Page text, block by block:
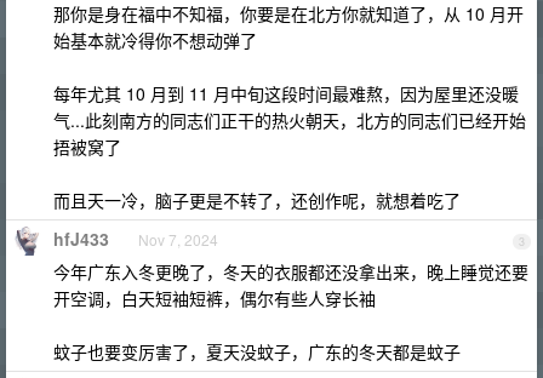
那你是身在福中不知福，你要是在北方你就知道了，从 10 月开
始基本就冷得你不想动弹了
每年尤其 10 月到 11 月中旬这段时间最难熬，因为屋里还没暖
气...此刻南方的同志们正干的热火朝天，北方的同志们已经开始
捂被窝了
而且天一冷，脑子更是不转了，还创作呢，就想着吃了
3
hfJ433 Nov 7, 2024
今年广东入冬更晚了，冬天的衣服都还没拿出来，晚上睡觉还要
开空调，白天短袖短裤，偶尔有些人穿长袖
蚊子也要变厉害了，夏天没蚊子，广东的冬天都是蚊子